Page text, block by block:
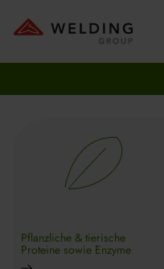
Pflanzliche & tierische
Proteine sowie Enzyme